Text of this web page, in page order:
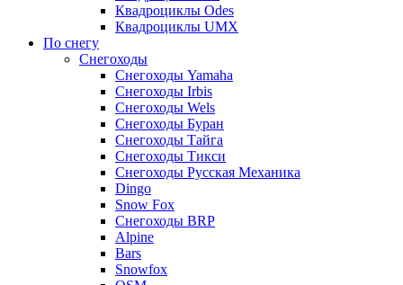
Квадроциклы Odes
Квадроциклы UMX
По снегу
Снегоходы
Снегоходы Yamaha
Снегоходы Irbis
Снегоходы Wels
Снегоходы Буран
Снегоходы Тайга
Снегоходы Тикси
Снегоходы Русская Механика
Dingo
Snow Fox
Снегоходы BRP
Alpine
Bars
Snowfox